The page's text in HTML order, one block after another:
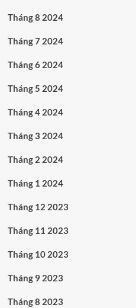
Tháng 8 2024
Tháng 7 2024
Tháng 6 2024
Tháng 5 2024
Tháng 4 2024
Tháng 3 2024
Tháng 2 2024
Tháng 1 2024
Tháng 12 2023
Tháng 11 2023
Tháng 10 2023
Tháng 9 2023
Tháng 8 2023